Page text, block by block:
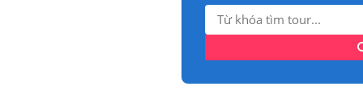
Tìm
kiếm: